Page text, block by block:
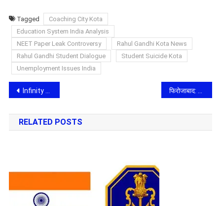
Tagged
Coaching City Kota
Education System India Analysis
NEET Paper Leak Controversy
​Rahul Gandhi Kota News
Rahul Gandhi Student Dialogue
Student Suicide Kota
Unemployment Issues India
Post
navigation
Infinity Group Receives Prestigious 13th ICEA–UltraTech Outstanding Concrete Structure Award 2026
RELATED POSTS